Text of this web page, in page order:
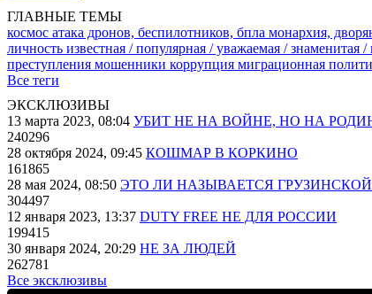
ГЛАВНЫЕ ТЕМЫ
космос атака дронов, беспилотников, бпла монархия,
личность известная / популярная / уважаемая / знаменитая /
преступления мошенники коррупция миграционная
Все теги
ЭКСКЛЮЗИВЫ
13 марта 2023, 08:04 УБИТ НЕ НА ВОЙНЕ, НО НА
240296
28 октября 2024, 09:45 КОШМАР В КОРКИНО
161865
28 мая 2024, 08:50 ЭТО ЛИ НАЗЫВАЕТСЯ
304497
12 января 2023, 13:37 DUTY FREE НЕ ДЛЯ РОССИИ
199415
30 января 2024, 20:29 НЕ ЗА ЛЮДЕЙ
262781
Все эксклюзивы